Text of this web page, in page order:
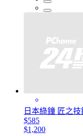
日本綠鐘 匠之
$585
$1,200